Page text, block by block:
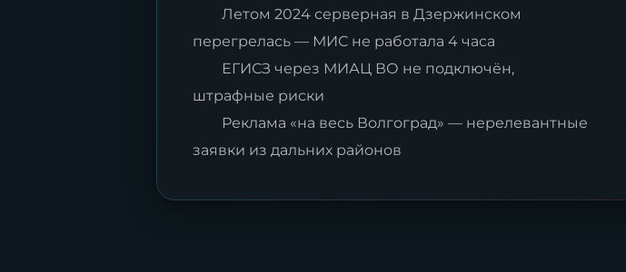
Летом 2024 серверная в Дзержинском
перегрелась — МИС не работала 4 часа
ЕГИСЗ через МИАЦ ВО не подключён,
штрафные риски
Реклама «на весь Волгоград» — нерелевантные
заявки из дальних районов